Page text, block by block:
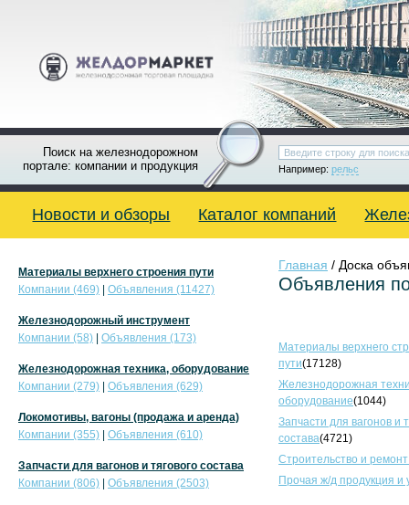
Поиск на железнодорожном
портале: компании и продукция
Например: рельс
Новости и обзоры Каталог компаний
Главная / Доска
Объявления
Материалы верхнего
пути(17128)
Железнодорожная
оборудование(1044)
Запчасти для вагонов и
состава(4721)
Строительство и
Прочая ж/д продукция и
Материалы верхнего строения пути
Компании (469)
Объявления (11427)
Железнодорожный инструмент
Компании (58)
Объявления (173)
Железнодорожная техника, оборудование
Компании (279)
Объявления (629)
Локомотивы, вагоны (продажа и аренда)
Компании (355)
Объявления (610)
Запчасти для вагонов и тягового состава
Компании (806)
Объявления (2503)